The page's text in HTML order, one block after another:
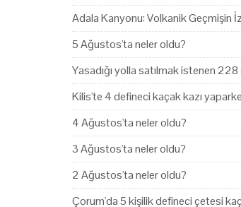
Adala Kanyonu: Volkanik Geçmişin
5 Ağustos'ta neler oldu?
Yasadığı yolla satılmak istenen
Kilis'te 4 defineci kaçak kazı
4 Ağustos'ta neler oldu?
3 Ağustos'ta neler oldu?
2 Ağustos'ta neler oldu?
Çorum'da 5 kişilik defineci çetesi